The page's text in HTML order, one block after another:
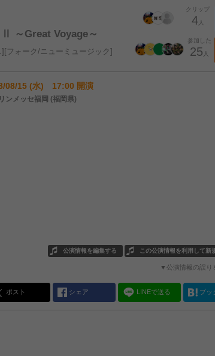
Ⅱ ～Great Voyage～
クリップ
4人
参加した
25 人
フォーク/ニューミュージック
08/15 (水) 17:00 開演
ンメッセ福岡 (福岡県)
この公演情報を利用して新
公演情報を編集する
▼公演情報の誤り
ポスト シェア LINEで送る ブッ